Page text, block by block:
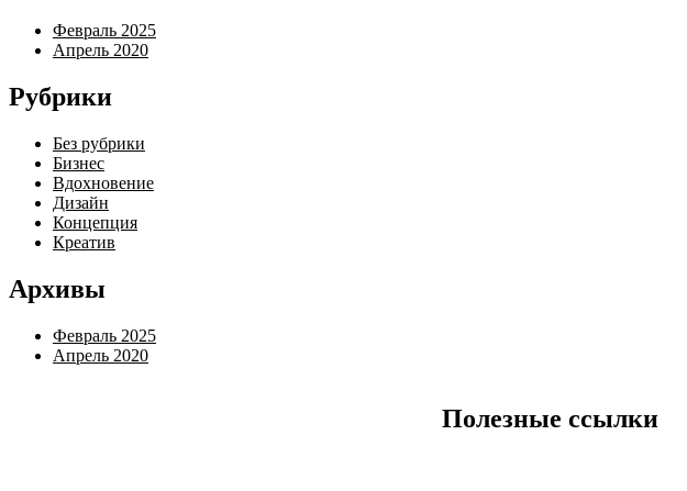
Февраль 2025
Апрель 2020
Рубрики
Без рубрики
Бизнес
Вдохновение
Дизайн
Концепция
Креатив
Архивы
Февраль 2025
Апрель 2020
Полезные ссылки